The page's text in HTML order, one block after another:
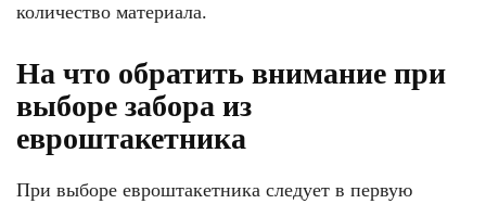
количество материала.
На что обратить внимание при
выборе забора из
евроштакетника
При выборе евроштакетника следует в первую